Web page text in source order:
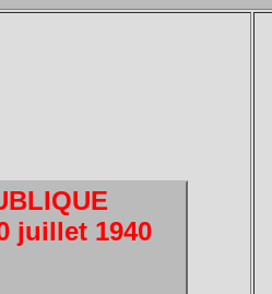
juillet 1940